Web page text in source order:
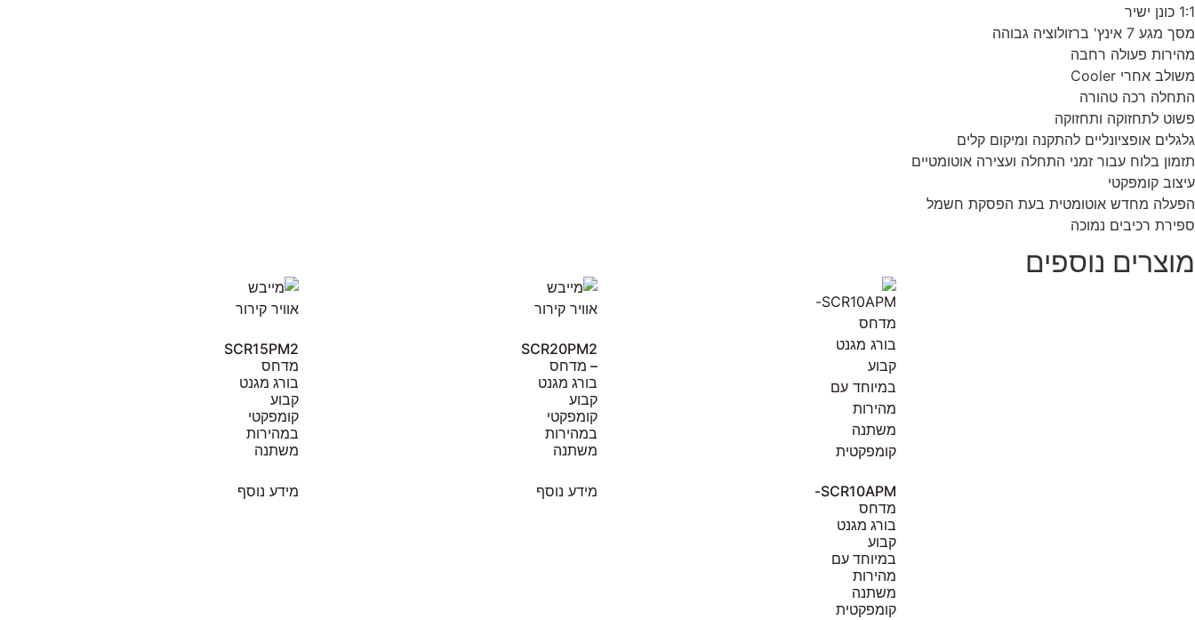
1:1 כונן ישיר
מסך מגע 7 אינץ' ברזולוציה גבוהה
מהירות פעולה רחבה
משולב אחרי Cooler
התחלה רכה טהורה
פשוט לתחזוקה ותחזוקה
גלגלים אופציונליים להתקנה ומיקום קלים
תזמון בלוח עבור זמני התחלה ועצירה אוטומטיים
עיצוב קומפקטי
הפעלה מחדש אוטומטית בעת הפסקת חשמל
ספירת רכיבים נמוכה
מוצרים נוספים
SCR10APM-
מדחס
בורג מגנט
קבוע
במיוחד עם
מהירות
משתנה
קומפקטית
SCR20PM2
– מדחס
בורג מגנט
קבוע
קומפקטי
במהירות
משתנה
מידע נוסף
SCR15PM2
מדחס
בורג מגנט
קבוע
קומפקטי
במהירות
משתנה
מידע נוסף